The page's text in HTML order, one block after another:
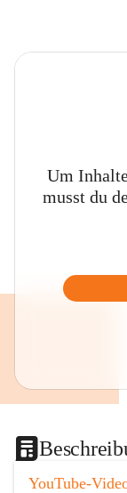
Um
musst du
YouTube-